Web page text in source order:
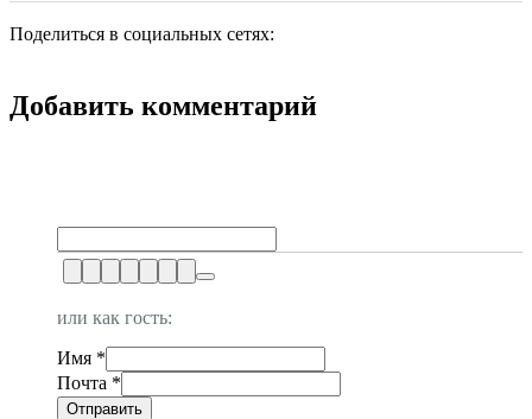
Поделиться в социальных сетях:
Добавить комментарий
или как гость:
Имя *
Почта *